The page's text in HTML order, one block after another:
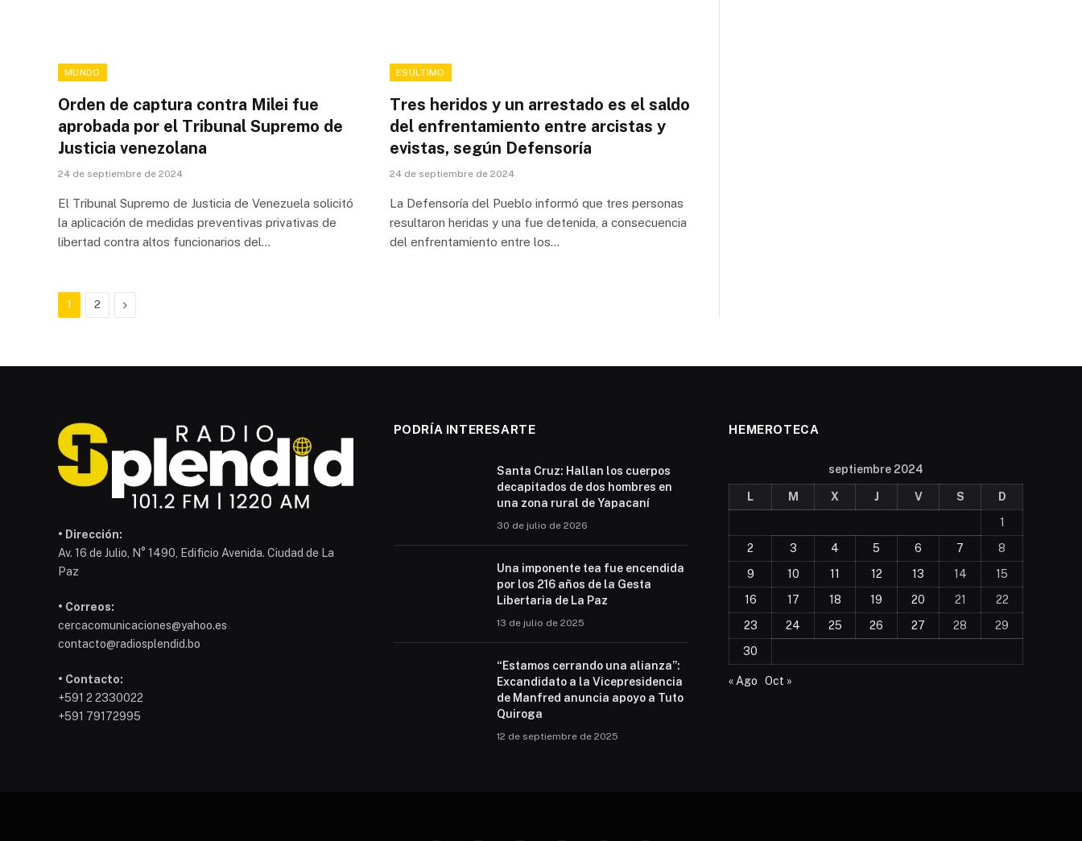
MUNDO
Orden de captura contra Milei fue
aprobada por el Tribunal Supremo de
Justicia venezolana
24 de septiembre de 2024
El Tribunal Supremo de Justicia de Venezuela solicitó
la aplicación de medidas preventivas privativas de
libertad contra altos funcionarios del…
ESÚLTIMO
Tres heridos y un arrestado es el saldo
del enfrentamiento entre arcistas y
evistas, según Defensoría
24 de septiembre de 2024
La Defensoría del Pueblo informó que tres personas
resultaron heridas y una fue detenida, a consecuencia
del enfrentamiento entre los…
1 2 Next
• Dirección:
Av. 16 de Julio, N° 1490, Edificio Avenida. Ciudad de La
Paz
• Correos:
cercacomunicaciones@yahoo.es
contacto@radiosplendid.bo
• Contacto:
+591 2 2330022
+591 79172995
PODRÍA INTERESARTE
Santa Cruz: Hallan los cuerpos
decapitados de dos hombres en
una zona rural de Yapacaní
30 de julio de 2026
Una imponente tea fue encendida
por los 216 años de la Gesta
Libertaria de La Paz
13 de julio de 2025
“Estamos cerrando una alianza”:
Excandidato a la Vicepresidencia
de Manfred anuncia apoyo a Tuto
Quiroga
12 de septiembre de 2025
HEMEROTECA
septiembre 2024
L M X J V S
D
1
2
3 4 5 6 7
8
9
10 11 12 13 14
15
16
17 18 19 20 21
22
23
24 25 26 27 28
29
30
« Ago Oct »